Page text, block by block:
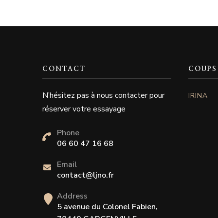
CONTACT
N’hésitez pas à nous contacter pour
réserver votre essayage
Phone
06 60 47 16 68
Email
contact@ljno.fr
Address
5 avenue du Colonel Fabien,
IRINA